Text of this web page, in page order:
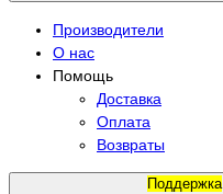
Производители
О нас
Помощь
Доставка
Оплата
Возвраты
Поддержка